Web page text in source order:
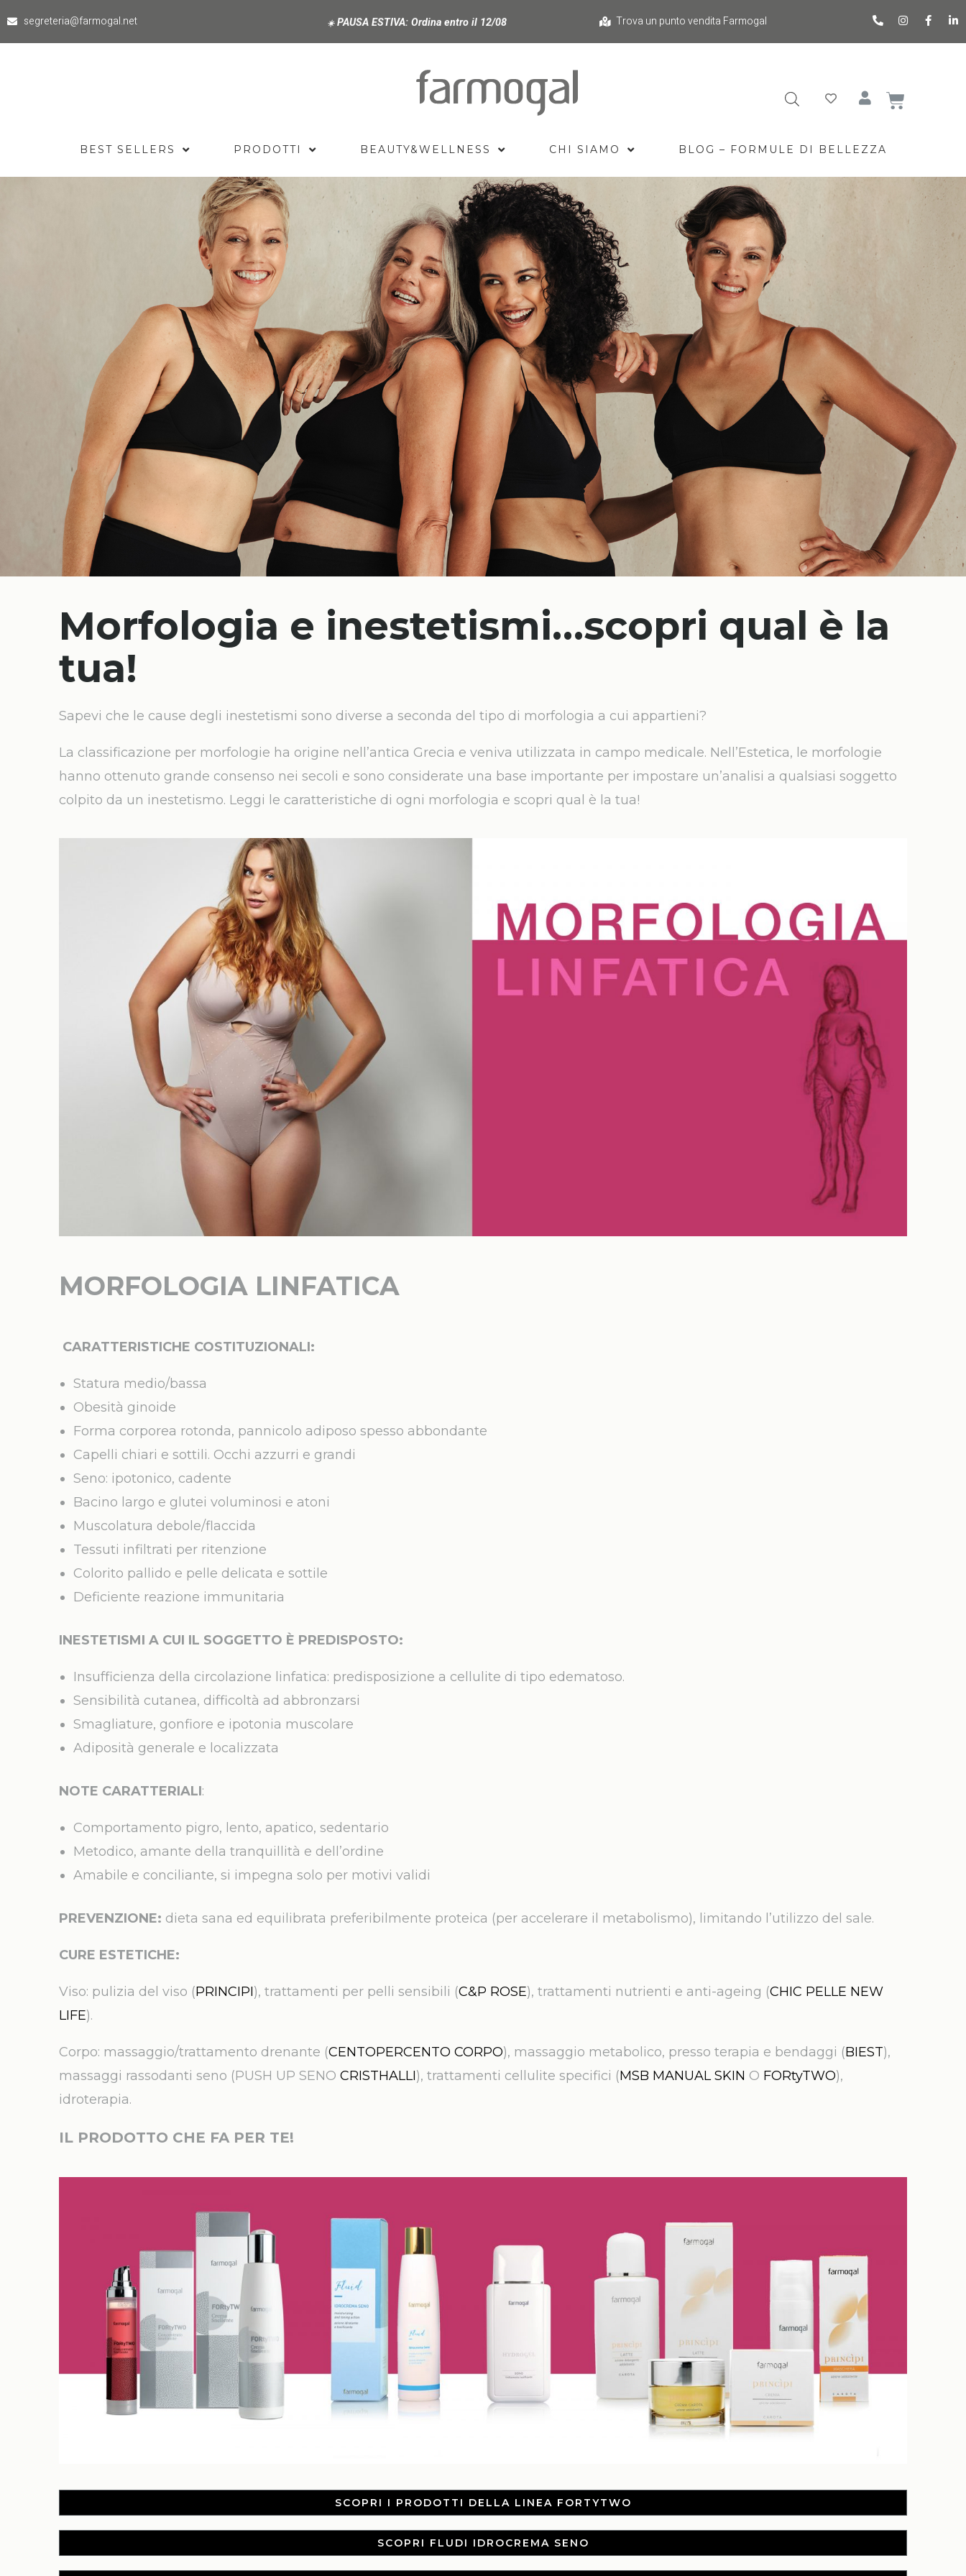
segreteria@farmogal.net ☀️PAUSA ESTIVA: Ordina entro il 12/08 Trova un punto vendita Farmogal
BEST SELLERS PRODOTTI BEAUTY&WELLNESS CHI SIAMO BLOG – FORMULE DI BELLEZZA
Morfologia e inestetismi…scopri qual è la
tua!
Sapevi che le cause degli inestetismi sono diverse a seconda del tipo di morfologia a cui appartieni?
La classificazione per morfologie ha origine nell’antica Grecia e veniva utilizzata in campo medicale. Nell’Estetica, le morfologie
hanno ottenuto grande consenso nei secoli e sono considerate una base importante per impostare un’analisi a qualsiasi soggetto
colpito da un inestetismo. Leggi le caratteristiche di ogni morfologia e scopri qual è la tua!
MORFOLOGIA LINFATICA
CARATTERISTICHE COSTITUZIONALI:
Statura medio/bassa
Obesità ginoide
Forma corporea rotonda, pannicolo adiposo spesso abbondante
Capelli chiari e sottili. Occhi azzurri e grandi
Seno: ipotonico, cadente
Bacino largo e glutei voluminosi e atoni
Muscolatura debole/flaccida
Tessuti infiltrati per ritenzione
Colorito pallido e pelle delicata e sottile
Deficiente reazione immunitaria
INESTETISMI A CUI IL SOGGETTO È PREDISPOSTO:
Insufficienza della circolazione linfatica: predisposizione a cellulite di tipo edematoso.
Sensibilità cutanea, difficoltà ad abbronzarsi
Smagliature, gonfiore e ipotonia muscolare
Adiposità generale e localizzata
NOTE CARATTERIALI:
Comportamento pigro, lento, apatico, sedentario
Metodico, amante della tranquillità e dell’ordine
Amabile e conciliante, si impegna solo per motivi validi
PREVENZIONE: dieta sana ed equilibrata preferibilmente proteica (per accelerare il metabolismo), limitando l’utilizzo del sale.
CURE ESTETICHE:
Viso: pulizia del viso (PRINCIPI), trattamenti per pelli sensibili (C&P ROSE), trattamenti nutrienti e anti-ageing (CHIC PELLE NEW
LIFE).
Corpo: massaggio/trattamento drenante (CENTOPERCENTO CORPO), massaggio metabolico, presso terapia e bendaggi (BIEST),
massaggi rassodanti seno (PUSH UP SENO CRISTHALLI), trattamenti cellulite specifici (MSB MANUAL SKIN O FORtyTWO),
idroterapia.
IL PRODOTTO CHE FA PER TE!
SCOPRI I PRODOTTI DELLA LINEA FORTYTWO
SCOPRI FLUDI IDROCREMA SENO